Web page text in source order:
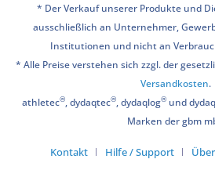
* Der Verkauf unserer Produkte und
ausschließlich an Unternehmer,
Institutionen und nicht an
* Alle Preise verstehen sich zzgl. der
Versandkosten.
athletec®, dydaqtec®, dydaqlog®und
Marken der gbm
Kontakt Hilfe / Support